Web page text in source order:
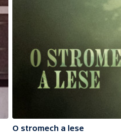
O stromech a lese